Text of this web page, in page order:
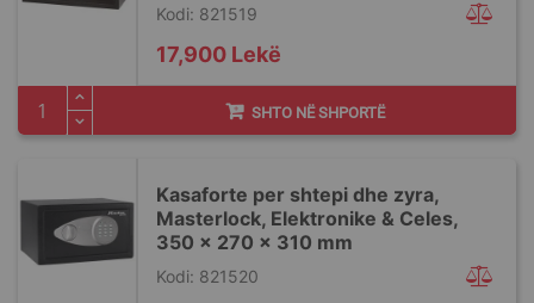
Kodi: 821519
17,900 Lekë
SHTO NË SHPORTË
Kasaforte per shtepi dhe zyra,
Masterlock, Elektronike & Celes,
350 x 270 x 310 mm
Kodi: 821520